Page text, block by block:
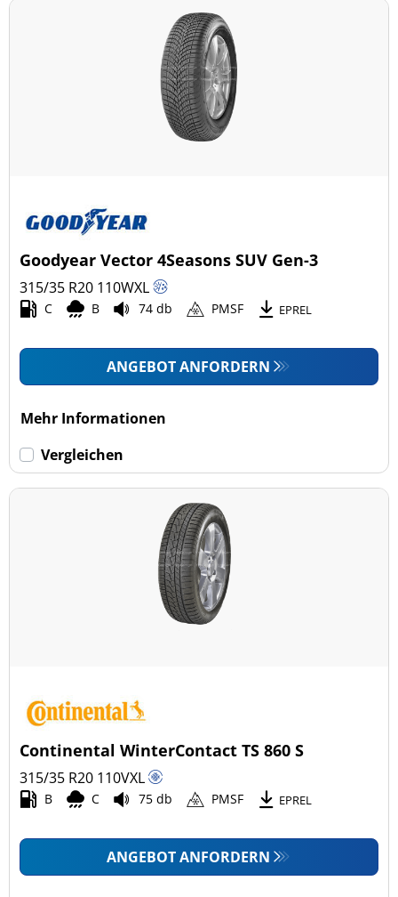
Goodyear Vector 4Seasons SUV Gen-3
315/35 R20 110WXL
C B 74 db PMSF EPREL
ANGEBOT ANFORDERN
Mehr Informationen
Vergleichen
Continental WinterContact TS 860 S
315/35 R20 110VXL
B C 75 db PMSF EPREL
ANGEBOT ANFORDERN